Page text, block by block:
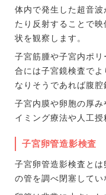
体内で発生した超音
たり反射することで
状を観察します。
子宮筋腫や子宮内ポ
合には子宮鏡検査で
なりそうであれば腹腔
子宮内膜や卵胞の厚
イミング療法や人工授
子宮卵管造影検査
子宮卵管造影検査と
の管を調べ閉塞してい